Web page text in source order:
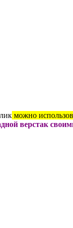
можно
верстак